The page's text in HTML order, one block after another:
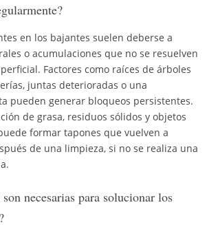
en los bajantes suelen deberse a
o acumulaciones que no se resuelven
Factores como raíces de árboles
juntas deterioradas o una
pueden generar bloqueos persistentes.
de grasa, residuos sólidos y objetos
formar tapones que vuelven a
de una limpieza, si no se realiza una
necesarias para solucionar los